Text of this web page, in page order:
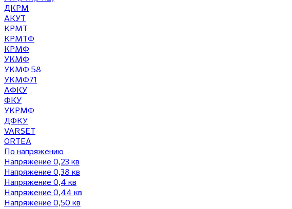
ДКРМ
АКУТ
КРМТ
КРМТФ
КРМФ
УКМФ
УКМФ 58
УКМФ71
АФКУ
ФКУ
УКРМФ
ДФКУ
VARSET
ORTEA
По напряжению
Напряжение 0,23 кв
Напряжение 0,38 кв
Напряжение 0,4 кв
Напряжение 0,44 кв
Напряжение 0,50 кв